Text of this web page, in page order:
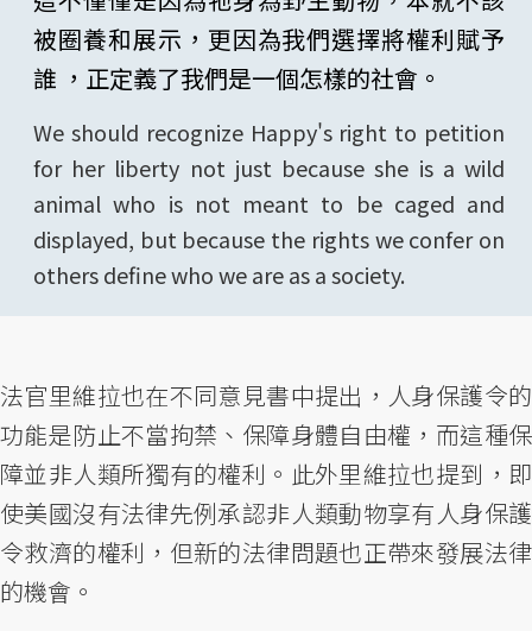
被圈養和展示，更因為我們選擇將權利賦予
誰 ，正定義了我們是一個怎樣的社會。
We should recognize Happy's right to petition
for her liberty not just because she is a wild
animal who is not meant to be caged and
displayed, but because the rights we confer on
others define who we are as a society.
法官里維拉也在不同意見書中提出，人身保護令的
功能是防止不當拘禁、保障身體自由權，而這種保
障並非人類所獨有的權利。此外里維拉也提到，即
使美國沒有法律先例承認非人類動物享有人身保護
令救濟的權利，但新的法律問題也正帶來發展法律
的機會。